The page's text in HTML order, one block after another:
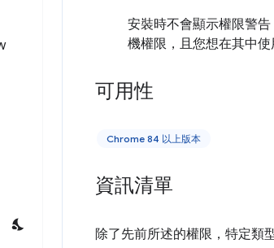
安裝時不會顯示權限警
機權限，且您想在其中
可用性
Chrome 84 以上版本
資訊清單
除了先前所述的權限，特定類